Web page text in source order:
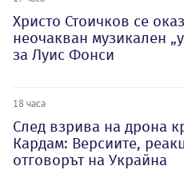
Христо Стоичков се
неочакван музикален
за Луис Фонси
18 часа
След взрива на дрона
Кардам: Версиите,
отговорът на Украйна